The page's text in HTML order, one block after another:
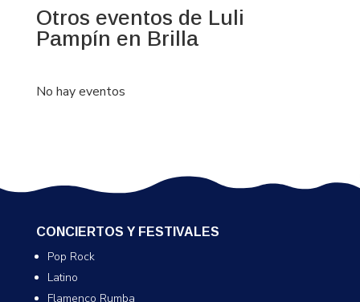
Otros eventos de Luli
Pampín en Brilla
No hay eventos
CONCIERTOS Y FESTIVALES
Pop Rock
Latino
Flamenco Rumba